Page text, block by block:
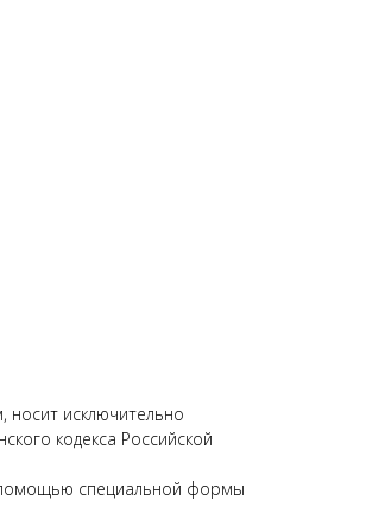
исключительно
кодекса Российской
помощью специальной формы